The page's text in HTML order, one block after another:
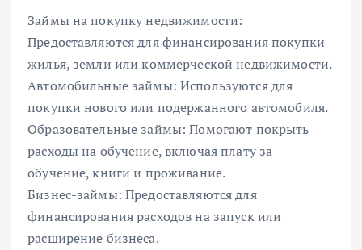
Займы на покупку недвижимости:
Предоставляются для финансирования покупки
жилья, земли или коммерческой недвижимости.
Автомобильные займы: Используются для
покупки нового или подержанного автомобиля.
Образовательные займы: Помогают покрыть
расходы на обучение, включая плату за
обучение, книги и проживание.
Бизнес-займы: Предоставляются для
финансирования расходов на запуск или
расширение бизнеса.